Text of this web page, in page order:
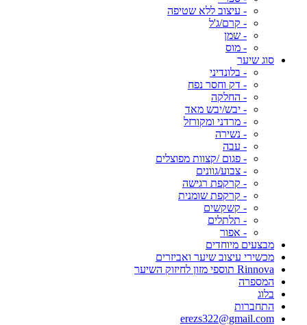
- עיצוב ללא שטיפה
- קרם/ג'ל
- שמן
- מוס
סוג שיער
- בלונדיני
- דק וחסר נפח
- החלקה
- יבש/יבש מאד
- מרדני ומקורזל
- נשירה
- עבה
- פגום /קצוות מפוצלים
- צבוע/גוונים
- קרקפת רגישה
- קרקפת שומנית
- קשקשים
- תלתלים
- אפור
מבצעים מיוחדים
מכשירי עיצוב שיער ואביזרים
Rinnova תוספי מזון לחיזוק השיער
המספרה
בלוג
התחברות
erezs322@gmail.com